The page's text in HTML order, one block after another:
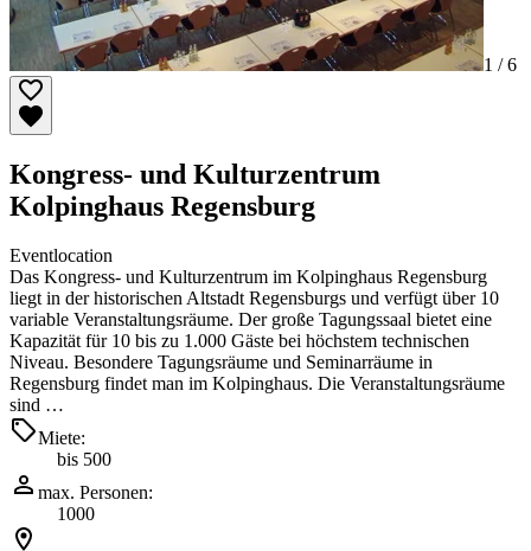
1 /6
Kongress- und Kulturzentrum
Kolpinghaus Regensburg
Eventlocation
Das Kongress- und Kulturzentrum im Kolpinghaus Regensburg
liegt in der historischen Altstadt Regensburgs und verfügt über 10
variable Veranstaltungsräume. Der große Tagungssaal bietet eine
Kapazität für 10 bis zu 1.000 Gäste bei höchstem technischen
Niveau. Besondere Tagungsräume und Seminarräume in
Regensburg findet man im Kolpinghaus. Die Veranstaltungsräume
sind …
Miete:
bis 500
max. Personen:
1000